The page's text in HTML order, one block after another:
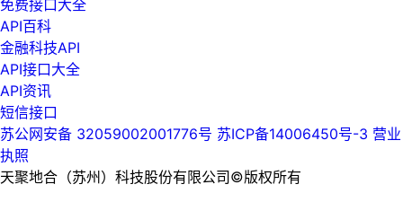
免费接口大全
API百科
金融科技API
API接口大全
API资讯
短信接口
苏公网安备 32059002001776号 苏ICP备14006450号-3 营业
执照
天聚地合（苏州）科技股份有限公司©版权所有